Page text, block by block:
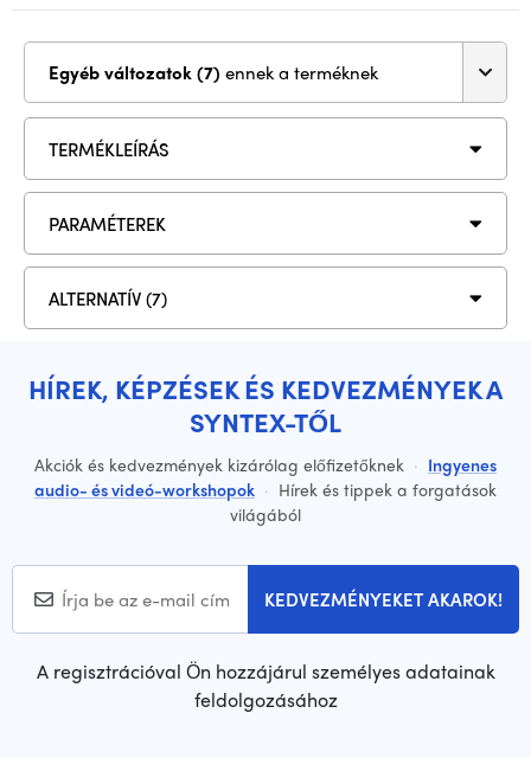
Egyéb változatok (7) ennek a terméknek
TERMÉKLEÍRÁS
PARAMÉTEREK
ALTERNATÍV (7)
HÍREK, KÉPZÉSEK ÉS KEDVEZMÉNYEK A
SYNTEX-TŐL
Akciók és kedvezmények kizárólag előfizetőknek · Ingyenes
audio- és videó-workshopok · Hírek és tippek a forgatások
világából
KEDVEZMÉNYEKET AKAROK!
A regisztrációval Ön hozzájárul személyes adatainak
feldolgozásához